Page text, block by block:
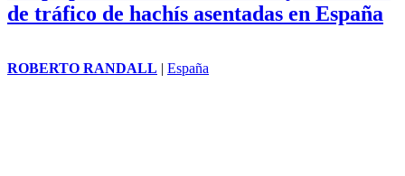
de tráfico de hachís asentadas en España
ROBERTO RANDALL | España